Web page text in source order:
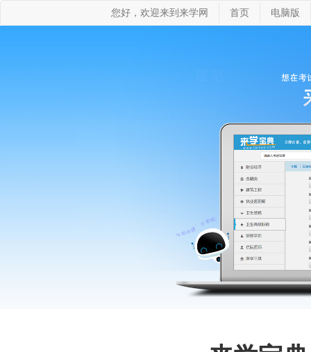
您好，欢迎来到来学网 首页 电脑版